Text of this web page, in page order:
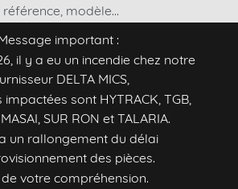
important :
il y a eu un incendie chez notre
DELTA MICS,
sont HYTRACK, TGB,
SUR RON et TALARIA.
un rallongement du délai
des pièces.
de votre compréhension.